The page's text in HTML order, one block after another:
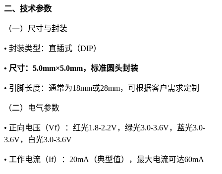
二、技术参数
（一）尺寸与封装
• 封装类型：直插式（DIP）
• 尺寸：5.0mm×5.0mm，标准圆头封装
• 引脚长度：通常为18mm或28mm，可根据客户需求定制
（二）电气参数
• 正向电压（Vf）：红光1.8-2.2V，绿光3.0-3.6V，蓝光3.0-
3.6V，白光3.0-3.6V
• 工作电流（If）：20mA（典型值），最大电流可达60mA